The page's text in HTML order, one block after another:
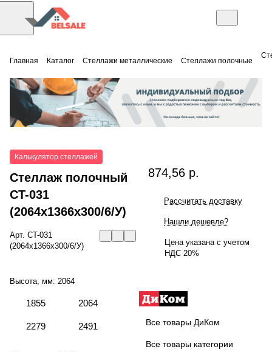
Главная Каталог Стеллажи металлические Стеллажи полочные
Калькулятор стеллажей
Стеллаж полочный
СT-031
(2064x1366x300/6/У)
Арт. СT-031
(2064x1366x300/6/У)
Высота, мм: 2064
1855 2064
2279 2491
874,56 р.
Рассчитать доставку
Нашли дешевле?
Цена указана с учетом
НДС 20%
Все товары ДиКом
Все товары категории